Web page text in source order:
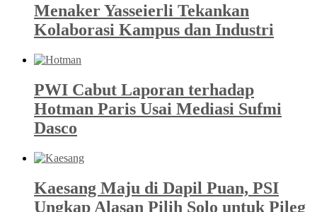
Menaker Yasseierli Tekankan
Kolaborasi Kampus dan Industri
PWI Cabut Laporan terhadap
Hotman Paris Usai Mediasi Sufmi
Dasco
Kaesang Maju di Dapil Puan, PSI
Ungkap Alasan Pilih Solo untuk Pileg